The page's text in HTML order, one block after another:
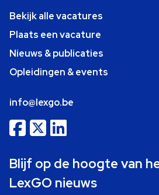
Bekijk alle vacatures
Plaats een vacature
Nieuws & publicaties
Opleidingen & events
info@lexgo.be
Blijf op de hoogte van
LexGO nieuws